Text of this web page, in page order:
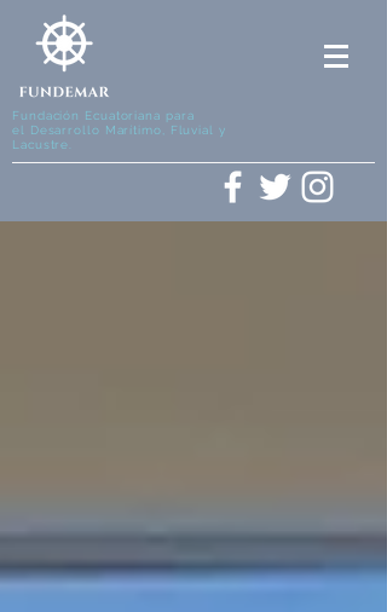
Fundación Ecuatoriana para
el Desarrollo Marítimo, Fluvial y
Lacustre.